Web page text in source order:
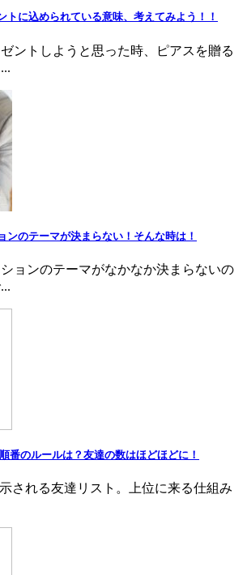
トに込められている意味、考えてみよう！！
ントしようと思った時、ピアスを贈る
ンのテーマが決まらない！そんな時は！
ョンのテーマがなかなか決まらないの
番のルールは？友達の数はほどほどに！
される友達リスト。上位に来る仕組み